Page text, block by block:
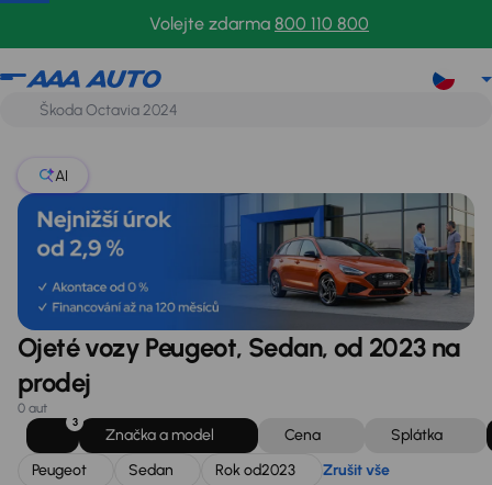
Volejte zdarma 800 110 800
Peugeot
AI
Ojeté vozy Peugeot, Sedan, od 2023 na
prodej
0 aut
3
Značka a model Cena
Splátka
Peugeot
Sedan Rok od2023 Zrušit vše